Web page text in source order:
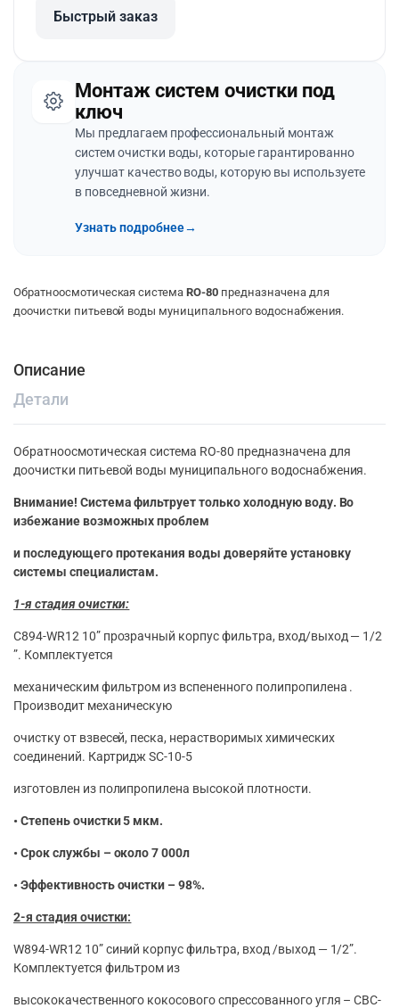
Быстрый заказ
Монтаж систем очистки под
ключ
Мы предлагаем профессиональный монтаж
систем очистки воды, которые гарантированно
улучшат качество воды, которую вы используете
в повседневной жизни.
Узнать подробнее→
Обратноосмотическая системаRO-80 предназначена для
доочистки питьевой воды муниципального водоснабжения.
Описание
Детали
Обратноосмотическая система RO-80 предназначена для
доочистки питьевой воды муниципального водоснабжения.
Внимание! Система фильтрует только холодную воду. Во
избежание возможных проблем
и последующего протекания воды доверяйте установку
системы специалистам.
1-я стадия очистки:
C894-WR12 10” прозрачный корпус фильтра, вход/выход — 1/2
”. Комплектуется
механическим фильтром из вспененного полипропилена .
Производит механическую
очистку от взвесей, песка, нерастворимых химических
соединений. Картридж SC-10-5
изготовлен из полипропилена высокой плотности.
• Степень очистки 5 мкм.
• Срок службы – около 7 000л
• Эффективность очистки – 98%.
2-я стадия очистки:
W894-WR12 10” синий корпус фильтра, вход /выход — 1/2”.
Комплектуется фильтром из
высококачественного кокосового спрессованного угля – CBC-